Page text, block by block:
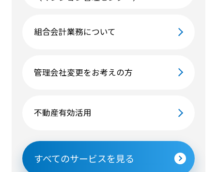
組合会計業務について
管理会社変更をお考えの方
不動産有効活用
すべてのサービスを見る